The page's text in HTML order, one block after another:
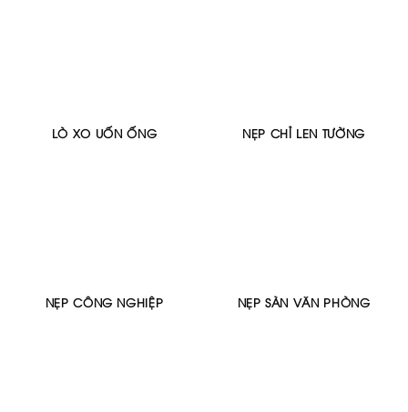
LÒ XO UỐN ỐNG NẸP CHỈ LEN TƯỜNG
NẸP CÔNG NGHIỆP NẸP SÀN VĂN PHÒNG